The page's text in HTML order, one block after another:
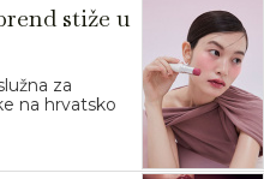
stiže u
za
na hrvatsko